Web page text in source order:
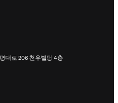
대로 206 천우빌딩 4층